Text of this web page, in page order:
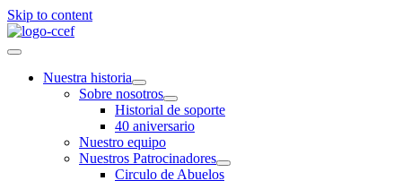
Skip to content
Nuestra historia
Sobre nosotros
Historial de soporte
40 aniversario
Nuestro equipo
Nuestros Patrocinadores
Circulo de Abuelos